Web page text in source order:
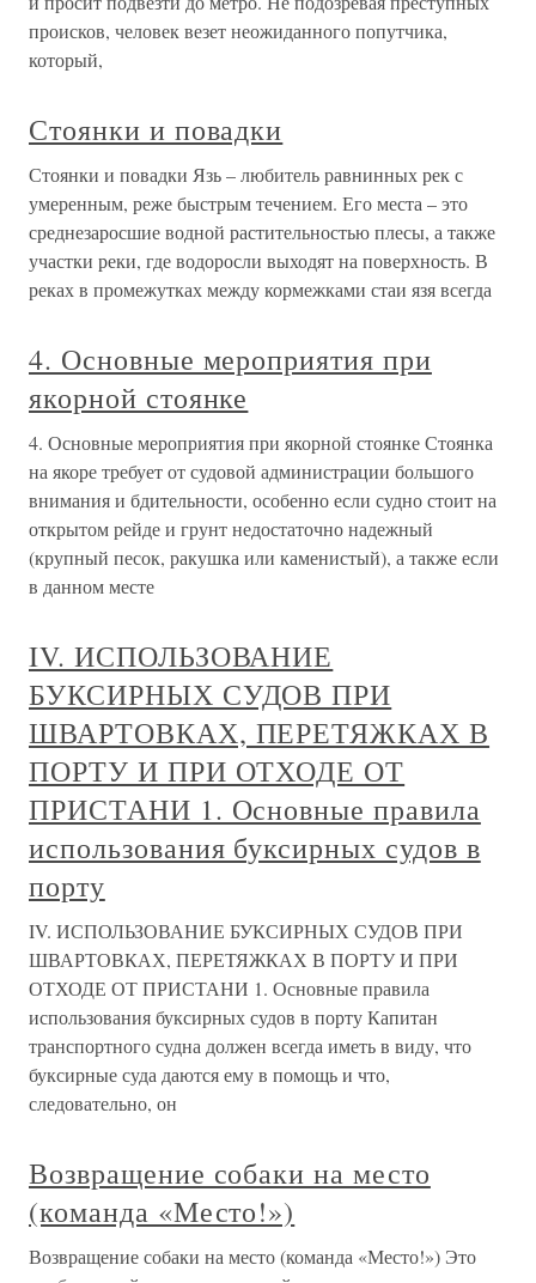
происков, человек везет неожиданного попутчика,
который,
Стоянки и повадки
Стоянки и повадки Язь – любитель равнинных рек с
умеренным, реже быстрым течением. Его места – это
среднезаросшие водной растительностью плесы, а также
участки реки, где водоросли выходят на поверхность. В
реках в промежутках между кормежками стаи язя всегда
4. Основные мероприятия при
якорной стоянке
4. Основные мероприятия при якорной стоянке Стоянка
на якоре требует от судовой администрации большого
внимания и бдительности, особенно если судно стоит на
открытом рейде и грунт недостаточно надежный
(крупный песок, ракушка или каменистый), а также если
в данном месте
IV. ИСПОЛЬЗОВАНИЕ
БУКСИРНЫХ СУДОВ ПРИ
ШВАРТОВКАХ, ПЕРЕТЯЖКАХ В
ПОРТУ И ПРИ ОТХОДЕ ОТ
ПРИСТАНИ 1. Основные правила
использования буксирных судов в
порту
IV. ИСПОЛЬЗОВАНИЕ БУКСИРНЫХ СУДОВ ПРИ
ШВАРТОВКАХ, ПЕРЕТЯЖКАХ В ПОРТУ И ПРИ
ОТХОДЕ ОТ ПРИСТАНИ 1. Основные правила
использования буксирных судов в порту Капитан
транспортного судна должен всегда иметь в виду, что
буксирные суда даются ему в помощь и что,
следовательно, он
Возвращение собаки на место
(команда «Место!»)
Возвращение собаки на место (команда «Место!») Это